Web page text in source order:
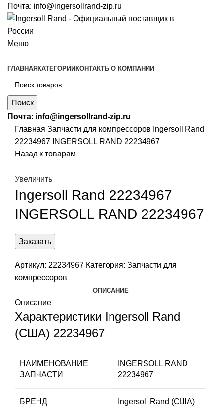
Почта: info@ingersollrand-zip.ru
Меню
ГЛАВНАЯ КАТЕГОРИИ КОНТАКТЫ О КОМПАНИИ
Поиск
Почта: info@ingersollrand-zip.ru
Главная Запчасти для компрессоров Ingersoll Rand
22234967 INGERSOLL RAND 22234967
Назад к товарам
Увеличить
Ingersoll Rand 22234967
INGERSOLL RAND 22234967
Заказать
Артикул: 22234967 Категория: Запчасти для
компрессоров
ОПИСАНИЕ
Описание
Характеристики Ingersoll Rand
(США) 22234967
НАИМЕНОВАНИЕ
ЗАПЧАСТИ
INGERSOLL RAND
22234967
БРЕНД Ingersoll Rand (США)